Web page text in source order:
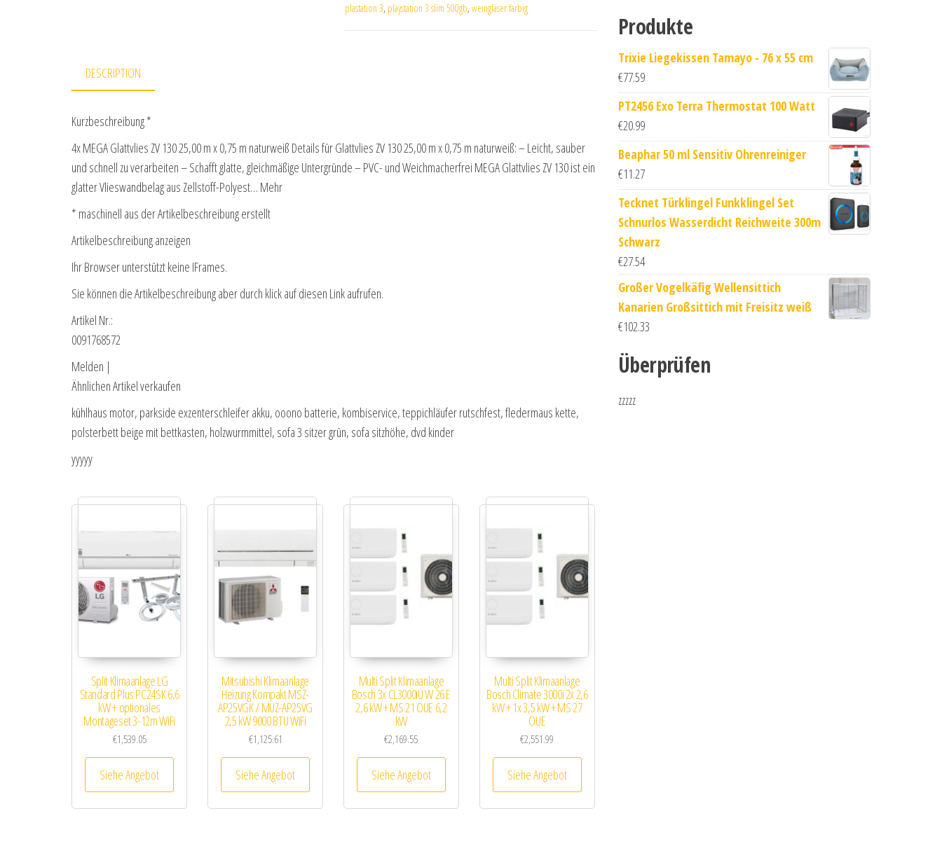
plastation 3, playstation 3 slim 500gb, weingläser farbig
DESCRIPTION
Kurzbeschreibung *
4x MEGA Glattvlies ZV 130 25,00 m x 0,75 m naturweiß Details für Glattvlies ZV 130 25,00 m x 0,75 m naturweiß: – Leicht, sauber
und schnell zu verarbeiten – Schafft glatte, gleichmäßige Untergründe – PVC- und Weichmacherfrei MEGA Glattvlies ZV 130 ist ein
glatter Vlieswandbelag aus Zellstoff-Polyest… Mehr
* maschinell aus der Artikelbeschreibung erstellt
Artikelbeschreibung anzeigen
Ihr Browser unterstützt keine IFrames.
Sie können die Artikelbeschreibung aber durch klick auf diesen Link aufrufen.
Artikel Nr.:
0091768572
Melden |
Ähnlichen Artikel verkaufen
kühlhaus motor, parkside exzenterschleifer akku, ooono batterie, kombiservice, teppichläufer rutschfest, fledermaus kette,
polsterbett beige mit bettkasten, holzwurmmittel, sofa 3 sitzer grün, sofa sitzhöhe, dvd kinder
yyyyy
Split Klimaanlage LG
Standard Plus PC24SK 6,6
kW + optionales
Montageset 3-12m WiFi
€1,539.05
Siehe Angebot
Mitsubishi Klimaanlage
Heizung Kompakt MSZ-
AP25VGK / MUZ-AP25VG
2,5 kW 9000 BTU WiFi
€1,125.61
Siehe Angebot
Multi Split Klimaanlage
Bosch 3x CL3000iU W 26 E
2,6 kW + MS 21 OUE 6,2
kW
€2,169.55
Siehe Angebot
Multi Split Klimaanlage
Bosch Climate 3000i 2x 2,6
kW + 1x 3,5 kW + MS 27
OUE
€2,551.99
Siehe Angebot
Produkte
Trixie Liegekissen Tamayo - 76 x 55 cm
€77.59
PT2456 Exo Terra Thermostat 100 Watt
€20.99
Beaphar 50 ml Sensitiv Ohrenreiniger
€11.27
Tecknet Türklingel Funkklingel Set
Schnurlos Wasserdicht Reichweite 300m
Schwarz
€27.54
Großer Vogelkäfig Wellensittich
Kanarien Großsittich mit Freisitz weiß
€102.33
Überprüfen
zzzzz